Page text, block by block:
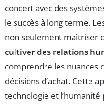
concert avec des
le succès à long terme.
non seulement maîtriser
cultiver des relations
comprendre les nuances
décisions d’achat. Cette
technologie et